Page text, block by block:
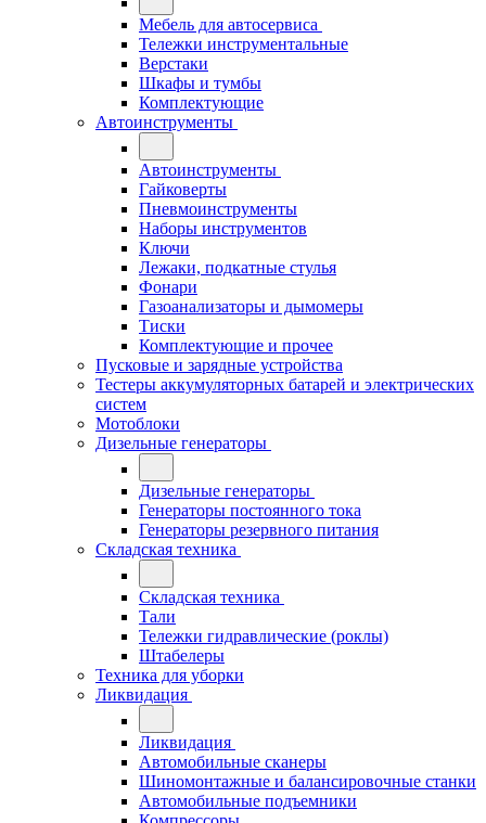
Мебель для автосервиса
Тележки инструментальные
Верстаки
Шкафы и тумбы
Комплектующие
Автоинструменты
Автоинструменты
Гайковерты
Пневмоинструменты
Наборы инструментов
Ключи
Лежаки, подкатные стулья
Фонари
Газоанализаторы и дымомеры
Тиски
Комплектующие и прочее
Пусковые и зарядные устройства
Тестеры аккумуляторных батарей и электрических
систем
Мотоблоки
Дизельные генераторы
Дизельные генераторы
Генераторы постоянного тока
Генераторы резервного питания
Складская техника
Складская техника
Тали
Тележки гидравлические (роклы)
Штабелеры
Техника для уборки
Ликвидация
Ликвидация
Автомобильные сканеры
Шиномонтажные и балансировочные станки
Автомобильные подъемники